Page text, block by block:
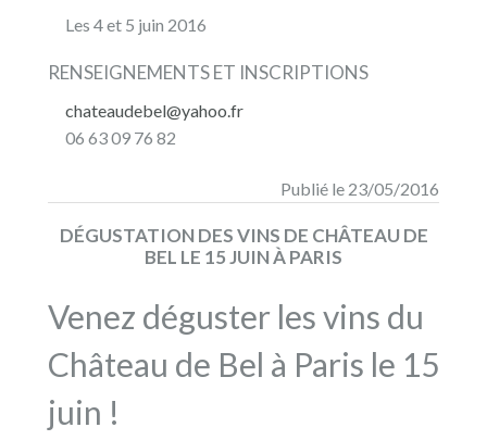
Les 4 et 5 juin 2016
RENSEIGNEMENTS ET INSCRIPTIONS
chateaudebel@yahoo.fr
06 63 09 76 82
Publié le 23/05/2016
DÉGUSTATION DES VINS DE CHÂTEAU DE
BEL LE 15 JUIN À PARIS
Venez déguster les vins du
Château de Bel à Paris le 15
juin !